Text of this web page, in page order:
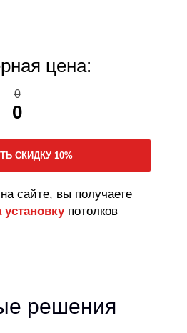
цена:
0
0
сайте, вы получаете
установкупотолков
решения